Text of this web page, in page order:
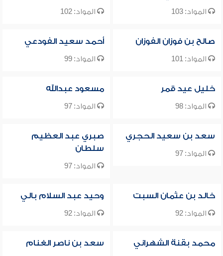
المواد: 103 المواد: 102
صالح بن فوزان الفوزان
المواد: 101
أحمد سعيد الفودعي
المواد: 99
خليل عيد قمر
المواد: 98
مسعود عبدالله
المواد: 97
سعد بن سعيد الحجري
المواد: 97
صبري عبد العظيم
سلطان
المواد: 97
خالد بن عثمان السبت
المواد: 92
وحيد عبد السلام بالي
المواد: 92
محمد بقنة الشهراني سعد بن ناصر الغنام